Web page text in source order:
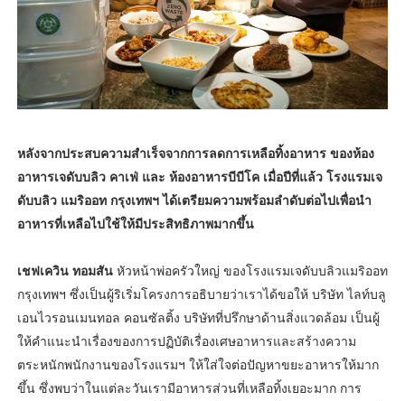
หลังจากประสบความสำเร็จจากการลดการเหลือทิ้งอาหาร ของห้อง
อาหารเจดับบลิว คาเฟ่ และ ห้องอาหารบีบีโค เมื่อปีที่แล้ว โรงแรมเจ
ดับบลิว แมริออท กรุงเทพฯ ได้เตรียมความพร้อมลำดับต่อไปเพื่อนำ
อาหารที่เหลือไปใช้ให้มีประสิทธิภาพมากขึ้น
เชฟเควิน ทอมสันหัวหน้าพ่อครัวใหญ่ ของโรงแรมเจดับบลิวแมริออท
กรุงเทพฯ ซึ่งเป็นผู้ริเริ่มโครงการอธิบายว่าเราได้ขอให้ บริษัท ไลท์บลู
เอนไวรอนเมนทอล คอนซัลติ้ง บริษัทที่ปรึกษาด้านสิ่งแวดล้อม เป็นผู้
ให้คำแนะนำเรื่องของการปฏิบัติเรื่องเศษอาหารและสร้างความ
ตระหนักพนักงานของโรงแรมฯ ให้ใส่ใจต่อปัญหาขยะอาหารให้มาก
ขึ้น ซึ่งพบว่าในแต่ละวันเรามีอาหารส่วนที่เหลือทิ้งเยอะมาก การ